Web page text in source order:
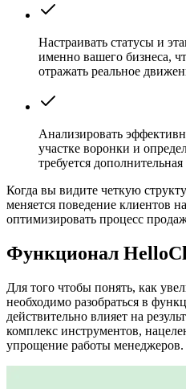
Настраивать статусы и
именно вашего бизнеса,
отражать реальное
Анализировать
участке воронки и
требуется
Когда вы видите четкую
меняется поведение клиентов
оптимизировать процесс
Функционал
Для того чтобы понять, как
необходимо разобраться в
действительно влияет на
комплекс инструментов,
упрощение работы менеджеров.